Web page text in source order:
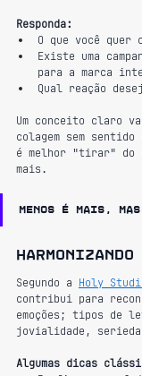
Responda:
O que você quer
Existe uma
para a marca
Qual reação
Um conceito claro
colagem sem
é melhor "tirar" do
mais.
Menos é mais,
Segundo a Holy
contribui para
emoções; tipos de
jovialidade,
Algumas dicas